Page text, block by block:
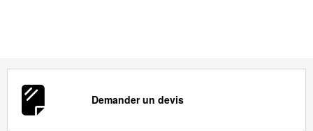
Demander un devis